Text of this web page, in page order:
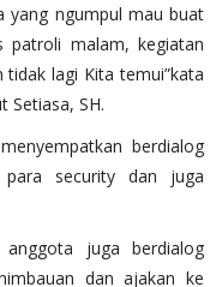
yang ngumpul mau buat
patroli malam, kegiatan
lagi Kita temui”kata
Setiasa, SH.
berdialog
para security dan juga
juga berdialog
dan ajakan ke